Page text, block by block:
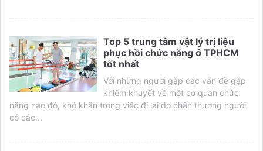
Top 5 trung tâm vật lý trị liệu
phục hồi chức năng ở TPHCM
tốt nhất
Với những người gặp các vấn đề gặp
khiếm khuyết về một cơ quan chức
năng nào đó, khó khăn trong việc đi lại do chấn thương người
có các...